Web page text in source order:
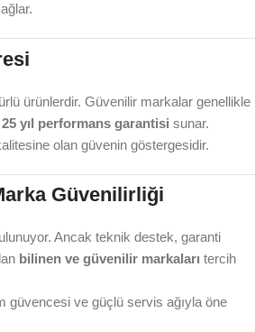
ürünlerdir. Güvenilir markalar genellikle
25 yıl performans garantisi sunar.
olan güvenin göstergesidir.
Güvenilirliği
Ancak teknik destek, garanti
bilinen ve güvenilir markaları tercih
güvencesi ve güçlü servis ağıyla öne